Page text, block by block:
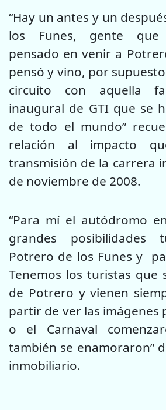
“Hay un antes y un
los Funes, gente que
pensado en venir a
pensó y vino, por
circuito con aquella
inaugural de GTI que se
de todo el mundo”
relación al impacto
transmisión de la carrera
de noviembre de 2008.
“Para mí el autódromo
grandes posibilidades
Potrero de los Funes y
Tenemos los turistas que
de Potrero y vienen
partir de ver las imágenes
o el Carnaval
también se enamoraron”
inmobiliario.